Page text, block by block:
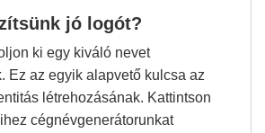
jó logót?
ki egy kiváló nevet
Ez az egyik alapvető kulcsa az
létrehozásának. Kattintson
cégnévgenerátorunkat